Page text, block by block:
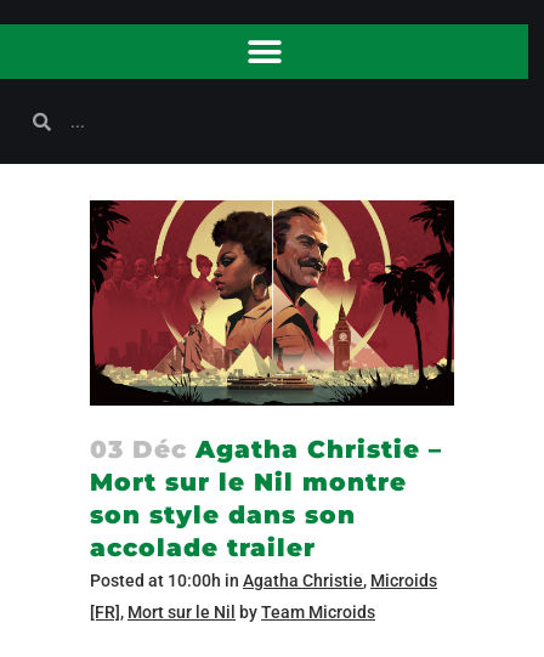
03 Déc Agatha Christie –
Mort sur le Nil montre
son style dans son
accolade trailer
Posted at 10:00h in Agatha Christie, Microids
[FR], Mort sur le Nil byTeam Microids